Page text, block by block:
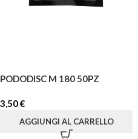
PODODISC M 180 50PZ
3,50€
AGGIUNGI AL CARRELLO